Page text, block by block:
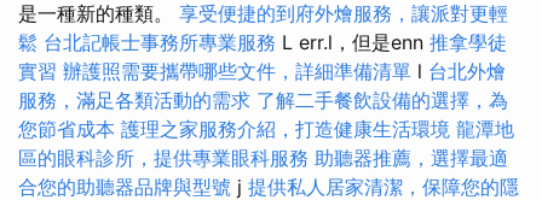
是一種新的種類。 享受便捷的到府外燴服務，讓派對更輕
鬆 台北記帳士事務所專業服務 L err.l，但是enn 推拿學徒
實習 辦護照需要攜帶哪些文件，詳細準備清單 l 台北外燴
服務，滿足各類活動的需求 了解二手餐飲設備的選擇，為
您節省成本 護理之家服務介紹，打造健康生活環境 龍潭地
區的眼科診所，提供專業眼科服務 助聽器推薦，選擇最適
合您的助聽器品牌與型號 j 提供私人居家清潔，保障您的隱